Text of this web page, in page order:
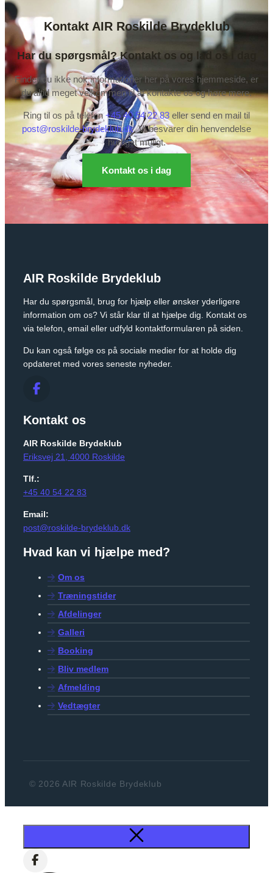
Kontakt AIR Roskilde Brydeklub
Har du spørgsmål? Kontakt os og lad os i dag
Finder du ikke nok informationer her på vores hjemmeside, er
du altid meget velkommen til at kontakte os og høre mere.
Ring til os på telefon +45 40 54 22 83 eller send en mail til
post@roskilde-brydeklub.dk. Vi besvarer din henvendelse
hurtigst muligt.
Kontakt os i dag
AIR Roskilde Brydeklub
Har du spørgsmål, brug for hjælp eller ønsker yderligere
information om os? Vi står klar til at hjælpe dig. Kontakt os
via telefon, email eller udfyld kontaktformularen på siden.
Du kan også følge os på sociale medier for at holde dig
opdateret med vores seneste nyheder.
Kontakt os
AIR Roskilde Brydeklub
Eriksvej 21, 4000 Roskilde
Tlf.:
+45 40 54 22 83
Email:
post@roskilde-brydeklub.dk
Hvad kan vi hjælpe med?
Om os
Træningstider
Afdelinger
Galleri
Booking
Bliv medlem
Afmelding
Vedtægter
© 2026 AIR Roskilde Brydeklub